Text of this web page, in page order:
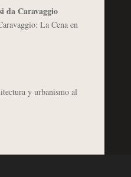
da Caravaggio
La Cena en
y urbanismo al